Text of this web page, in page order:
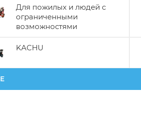
Для пожилых и людей с
ограниченными
возможностями
KACHU